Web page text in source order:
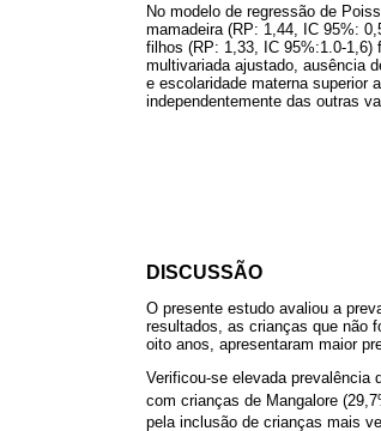
No modelo de regressão de
mamadeira (RP: 1,44, IC 95%:
filhos (RP: 1,33, IC 95%:1.0-1,6)
multivariada ajustado, ausência
e escolaridade materna superior
independentemente das outras
DISCUSSÃO
O presente estudo avaliou a
resultados, as crianças que não
oito anos, apresentaram maior
Verificou-se elevada prevalência
com crianças de Mangalore
pela inclusão de crianças mais